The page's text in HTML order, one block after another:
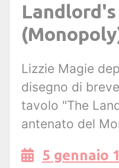
Landlord's
Lizzie Magie
disegno di
tavolo "The
antenato del
5 gennaio